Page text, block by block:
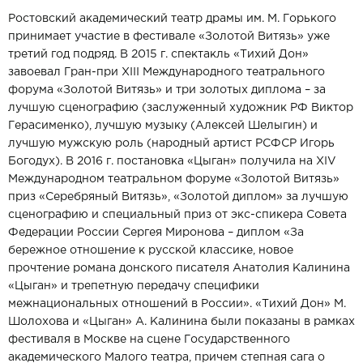
Ростовский академический театр драмы им. М. Горького
принимает участие в фестивале «Золотой Витязь» уже
третий год подряд. В 2015 г. спектакль «Тихий Дон»
завоевал Гран-при XIII Международного театрального
форума «Золотой Витязь» и три золотых диплома – за
лучшую сценографию (заслуженный художник РФ Виктор
Герасименко), лучшую музыку (Алексей Шелыгин) и
лучшую мужскую роль (народный артист РСФСР Игорь
Богодух). В 2016 г. постановка «Цыган» получила на XIV
Международном театральном форуме «Золотой Витязь»
приз «Серебряный Витязь», «Золотой диплом» за лучшую
сценографию и специальный приз от экс-спикера Совета
Федерации России Сергея Миронова – диплом «За
бережное отношение к русской классике, новое
прочтение романа донского писателя Анатолия Калинина
«Цыган» и трепетную передачу специфики
межнациональных отношений в России». «Тихий Дон» М.
Шолохова и «Цыган» А. Калинина были показаны в рамках
фестиваля в Москве на сцене Государственного
академического Малого театра, причем степная сага о